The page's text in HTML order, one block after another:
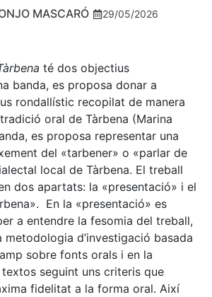
MASCARÓ 29/05/2026
té dos objectius
banda, es proposa donar a
rondallístic recopilat de manera
oral de Tàrbena (Marina
es proposa representar una
del «tarbener» o «parlar de
local de Tàrbena. El treball
dos apartats: la «presentació» i el
En la «presentació» es
a entendre la fesomia del treball,
metodologia d’investigació basada
sobre fonts orals i en la
seguint uns criteris que
fidelitat a la forma oral. Així